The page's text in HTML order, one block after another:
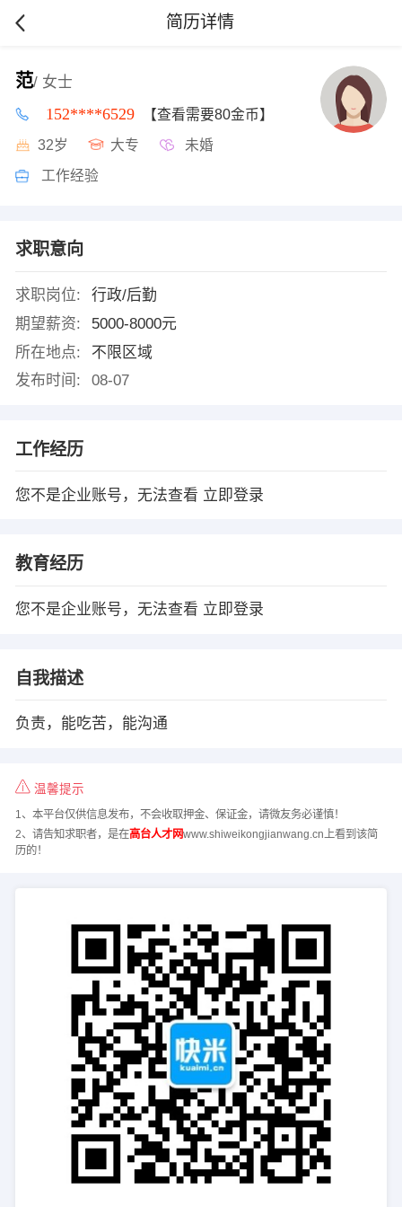
简历详情
范/ 女士
152****6529 【查看需要80金币】
32岁 大专 未婚
工作经验
求职意向
求职岗位:
行政/后勤
期望薪资:
5000-8000元
所在地点:
不限区域
发布时间:
08-07
工作经历
您不是企业账号，无法查看 立即登录
教育经历
您不是企业账号，无法查看 立即登录
自我描述
负责，能吃苦，能沟通
温馨提示
1、本平台仅供信息发布，不会收取押金、保证金，请微友务必谨慎！
2、请告知求职者，是在高台人才网www.shiweikongjianwang.cn上看到该简
历的！